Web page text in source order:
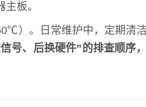
板。
）。日常维护中，定期清
号、后换硬件”的排查顺序